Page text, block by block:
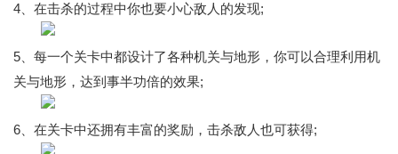
4、在击杀的过程中你也要小心敌人的发现;
5、每一个关卡中都设计了各种机关与地形，你可以合理利用机
关与地形，达到事半功倍的效果;
6、在关卡中还拥有丰富的奖励，击杀敌人也可获得;